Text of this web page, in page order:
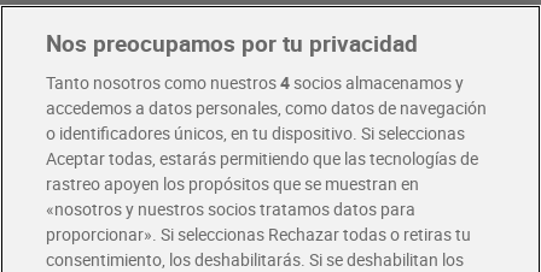
Pide hoy, recibe hoy
Envío gratis por compras superiores a 100€
Envío estandar por 4,99€
Glovo y Uber Eats
Solicita tu factura de Glovo o Uber Eats
Nos preocupamos por tu privacidad
Tanto nosotros como nuestros4socios almacenamos y
accedemos a datos personales, como datos de navegación
o identificadores únicos, en tu dispositivo. Si seleccionas
Aceptar todas, estarás permitiendo que las tecnologías de
rastreo apoyen los propósitos que se muestran en
«nosotros y nuestros socios tratamos datos para
proporcionar». Si seleccionas Rechazar todas o retiras tu
consentimiento, los deshabilitarás. Si se deshabilitan los